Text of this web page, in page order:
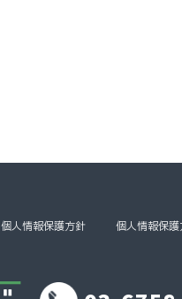
個人情報保護方針 個人情報保